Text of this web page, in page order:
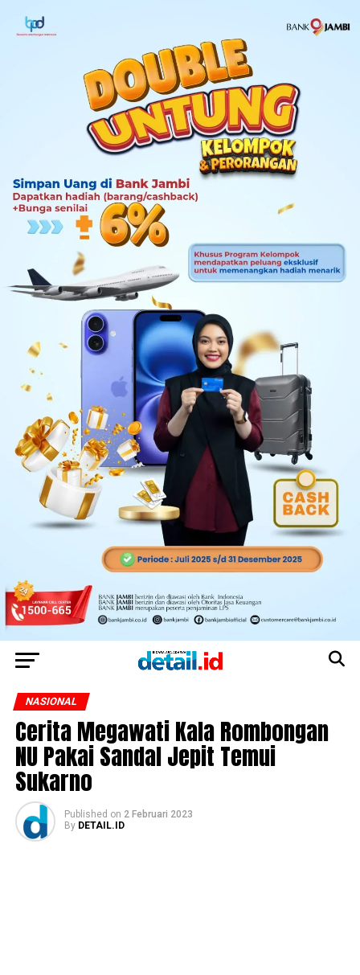
NASIONAL
Cerita Megawati Kala Rombongan
NU Pakai Sandal Jepit Temui
Sukarno
Published on 2 Februari 2023
By DETAIL.ID